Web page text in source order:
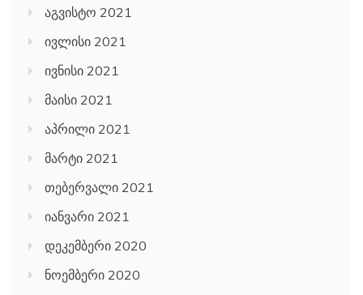
აგვისტო 2021
ივლისი 2021
ივნისი 2021
მაისი 2021
აპრილი 2021
მარტი 2021
თებერვალი 2021
იანვარი 2021
დეკემბერი 2020
ნოემბერი 2020